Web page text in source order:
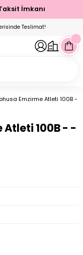
İmkanı
Teslimat!
Emzirme Atleti 100B - -
Atleti 100B - -